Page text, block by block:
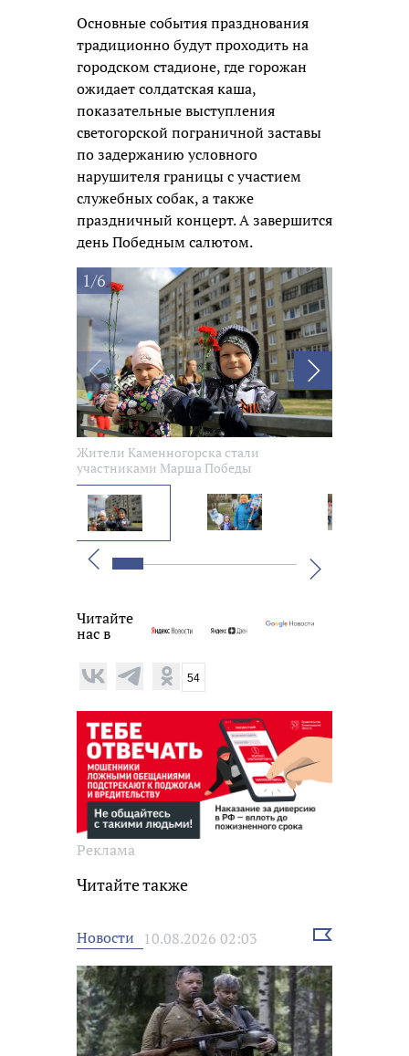
Основные события празднования
традиционно будут проходить на
городском стадионе, где горожан
ожидает солдатская каша,
показательные выступления
светогорской пограничной заставы
по задержанию условного
нарушителя границы с участием
служебных собак, а также
праздничный концерт. А завершится
день Победным салютом.
Жители Каменногорска стали
участниками Марша Победы
1/6
Назад
Вперед
Читайте
нас в
54
Реклама
Читайте также
Новости 10.08.2026 02:03
Выбрать